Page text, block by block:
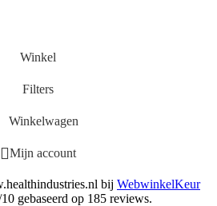
Winkel
Filters
Winkelwagen
Mijn account
bij WebwinkelKeur
gebaseerd op 185 reviews.